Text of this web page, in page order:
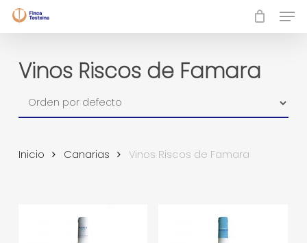
Skip
content
Vinos Riscos de Famara
Inicio Canarias Vinos Riscos de Famara